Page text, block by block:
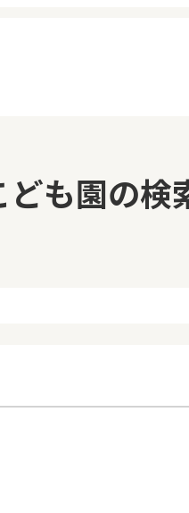
コ
お
ども園の検